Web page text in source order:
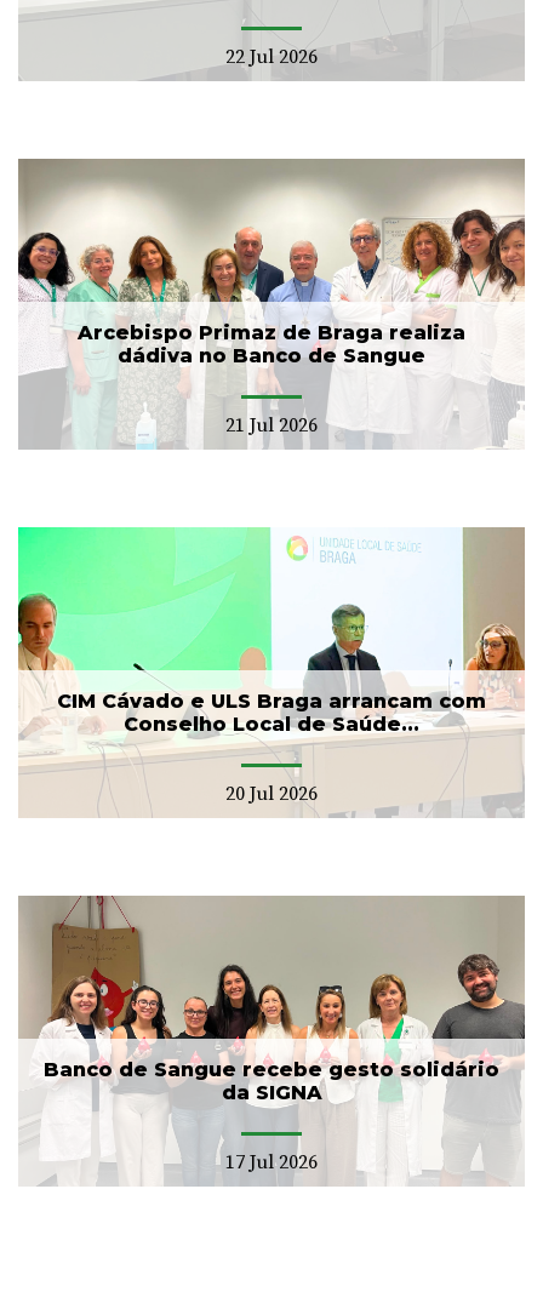
22 Jul 2026
Arcebispo Primaz de Braga realiza
dádiva no Banco de Sangue
21 Jul 2026
CIM Cávado e ULS Braga arrancam com
Conselho Local de Saúde...
20 Jul 2026
Banco de Sangue recebe gesto solidário
da SIGNA
17 Jul 2026